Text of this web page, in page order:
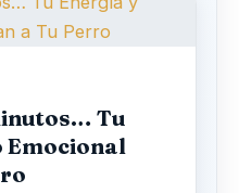
Tu
Emocional